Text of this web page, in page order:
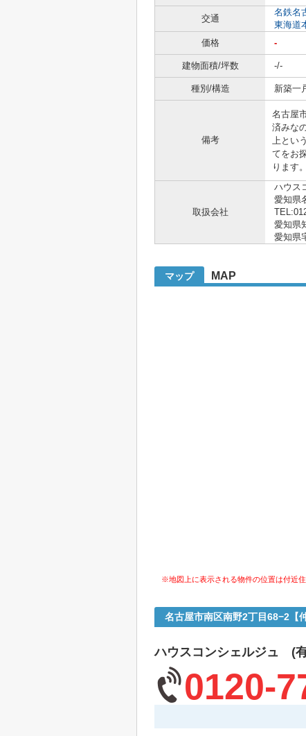
交通
名鉄名
東海道
価格
-
建物面積/坪数 -/-
種別/構造 新築一
備考
名古屋
済みな
上とい
てをお
ります。
取扱会社
ハウス
愛知県
愛知県
愛知県
マップ MAP
※地図上に表示される物件の位置は付近
名古屋市南区南野2丁目68−2【
ハウスコンシェルジュ (
0120-